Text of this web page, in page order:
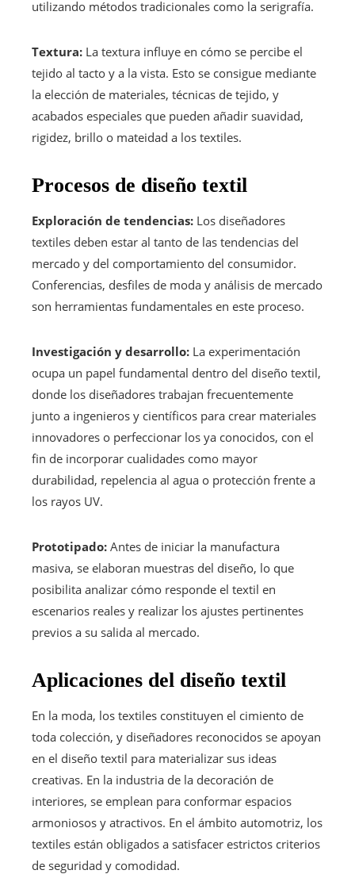
utilizando métodos tradicionales como la serigrafía.
Textura: La textura influye en cómo se percibe el
tejido al tacto y a la vista. Esto se consigue mediante
la elección de materiales, técnicas de tejido, y
acabados especiales que pueden añadir suavidad,
rigidez, brillo o mateidad a los textiles.
Procesos de diseño textil
Exploración de tendencias: Los diseñadores
textiles deben estar al tanto de las tendencias del
mercado y del comportamiento del consumidor.
Conferencias, desfiles de moda y análisis de mercado
son herramientas fundamentales en este proceso.
Investigación y desarrollo: La experimentación
ocupa un papel fundamental dentro del diseño textil,
donde los diseñadores trabajan frecuentemente
junto a ingenieros y científicos para crear materiales
innovadores o perfeccionar los ya conocidos, con el
fin de incorporar cualidades como mayor
durabilidad, repelencia al agua o protección frente a
los rayos UV.
Prototipado: Antes de iniciar la manufactura
masiva, se elaboran muestras del diseño, lo que
posibilita analizar cómo responde el textil en
escenarios reales y realizar los ajustes pertinentes
previos a su salida al mercado.
Aplicaciones del diseño textil
En la moda, los textiles constituyen el cimiento de
toda colección, y diseñadores reconocidos se apoyan
en el diseño textil para materializar sus ideas
creativas. En la industria de la decoración de
interiores, se emplean para conformar espacios
armoniosos y atractivos. En el ámbito automotriz, los
textiles están obligados a satisfacer estrictos criterios
de seguridad y comodidad.